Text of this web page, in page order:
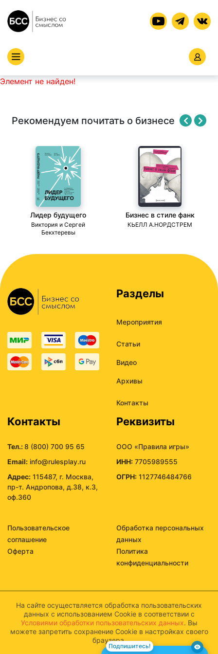
Элемент не найден!
Рекомендуем почитать о бизнесе
Лидер будущего
Виктория и Сергей
Бекхтеревы
Бизнес в стиле фанк
КЬЕЛЛ А.НОРДСТРЕМ
Разделы
Мероприятия
Статьи
Видео
Архивы
Контакты
Контакты
Тел.:8 (800) 700 95 65
Email: info@rulesplay.ru
Адрес: 115487, г. Москва,
пр-т. Андропова, д.38, к.3,
оф.360
Реквизиты
ООО «Правила игры»
ИНН: 7705989555
ОГРН: 1127746484766
Пользовательское
соглашение
Обработка персональных
данных
Оферта
Политика
конфиденциальности
На сайте осуществляется обработка пользовательских
данных с использованием Cookie в соответствии с
Условиями обработки пользовательских данных. Вы
можете запретить сохранение Cookie в настройках своего
браузера.
Подпишитесь!